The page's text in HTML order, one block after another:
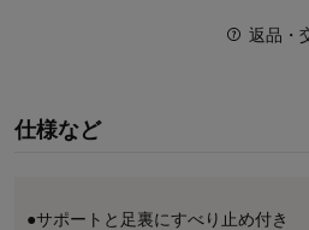
返品・
仕様など
●サポートと足裏にすべり止め付き